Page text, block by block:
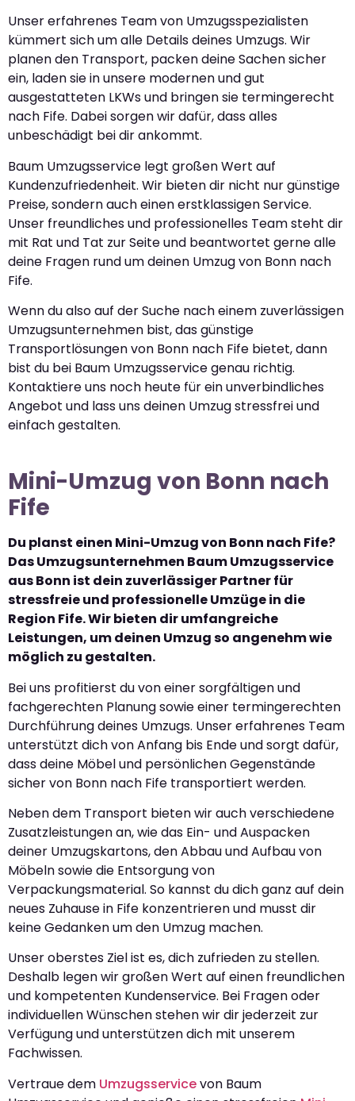
Unser erfahrenes Team von Umzugsspezialisten
kümmert sich um alle Details deines Umzugs. Wir
planen den Transport, packen deine Sachen sicher
ein, laden sie in unsere modernen und gut
ausgestatteten LKWs und bringen sie termingerecht
nach Fife. Dabei sorgen wir dafür, dass alles
unbeschädigt bei dir ankommt.
Baum Umzugsservice legt großen Wert auf
Kundenzufriedenheit. Wir bieten dir nicht nur günstige
Preise, sondern auch einen erstklassigen Service.
Unser freundliches und professionelles Team steht dir
mit Rat und Tat zur Seite und beantwortet gerne alle
deine Fragen rund um deinen Umzug von Bonn nach
Fife.
Wenn du also auf der Suche nach einem zuverlässigen
Umzugsunternehmen bist, das günstige
Transportlösungen von Bonn nach Fife bietet, dann
bist du bei Baum Umzugsservice genau richtig.
Kontaktiere uns noch heute für ein unverbindliches
Angebot und lass uns deinen Umzug stressfrei und
einfach gestalten.
Mini-Umzug von Bonn nach
Fife
Du planst einen Mini-Umzug von Bonn nach Fife?
Das Umzugsunternehmen Baum Umzugsservice
aus Bonn ist dein zuverlässiger Partner für
stressfreie und professionelle Umzüge in die
Region Fife. Wir bieten dir umfangreiche
Leistungen, um deinen Umzug so angenehm wie
möglich zu gestalten.
Bei uns profitierst du von einer sorgfältigen und
fachgerechten Planung sowie einer termingerechten
Durchführung deines Umzugs. Unser erfahrenes Team
unterstützt dich von Anfang bis Ende und sorgt dafür,
dass deine Möbel und persönlichen Gegenstände
sicher von Bonn nach Fife transportiert werden.
Neben dem Transport bieten wir auch verschiedene
Zusatzleistungen an, wie das Ein- und Auspacken
deiner Umzugskartons, den Abbau und Aufbau von
Möbeln sowie die Entsorgung von
Verpackungsmaterial. So kannst du dich ganz auf dein
neues Zuhause in Fife konzentrieren und musst dir
keine Gedanken um den Umzug machen.
Unser oberstes Ziel ist es, dich zufrieden zu stellen.
Deshalb legen wir großen Wert auf einen freundlichen
und kompetenten Kundenservice. Bei Fragen oder
individuellen Wünschen stehen wir dir jederzeit zur
Verfügung und unterstützen dich mit unserem
Fachwissen.
Vertraue dem Umzugsservicevon Baum